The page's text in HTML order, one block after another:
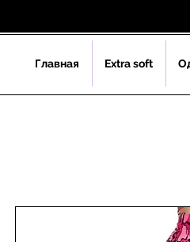
Главная Extra soft